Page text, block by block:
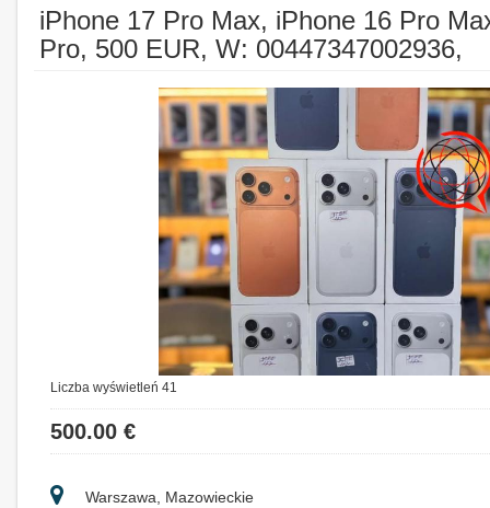
iPhone 17 Pro Max, iPhone 16 Pro
Pro, 500 EUR, W: 00447347002936,
Liczba wyświetleń 41
500.00 €
Warszawa, Mazowieckie